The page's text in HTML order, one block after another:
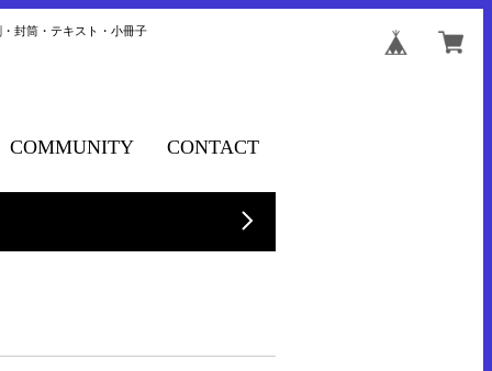
封筒・テキスト・小冊子
COMMUNITY CONTACT